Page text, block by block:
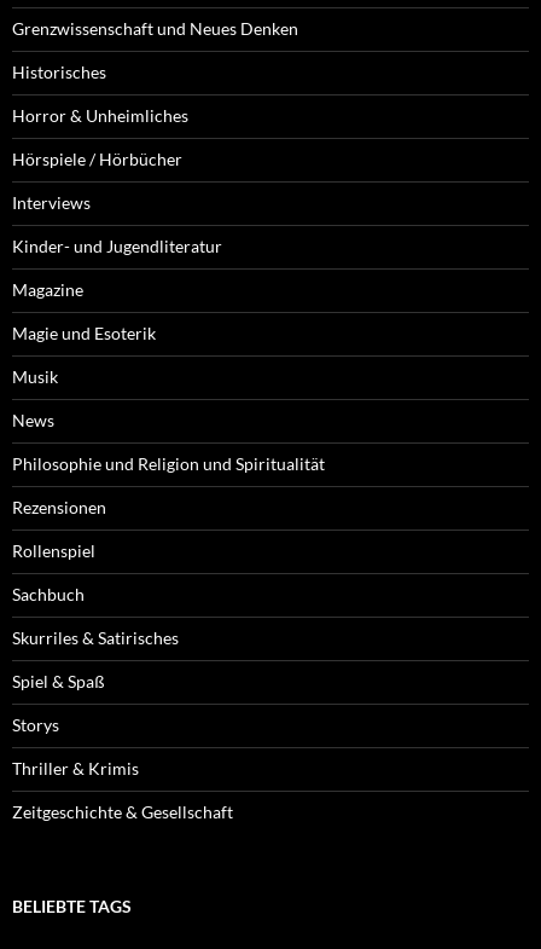
Grenzwissenschaft und Neues Denken
Historisches
Horror & Unheimliches
Hörspiele / Hörbücher
Interviews
Kinder- und Jugendliteratur
Magazine
Magie und Esoterik
Musik
News
Philosophie und Religion und Spiritualität
Rezensionen
Rollenspiel
Sachbuch
Skurriles & Satirisches
Spiel & Spaß
Storys
Thriller & Krimis
Zeitgeschichte & Gesellschaft
BELIEBTE TAGS